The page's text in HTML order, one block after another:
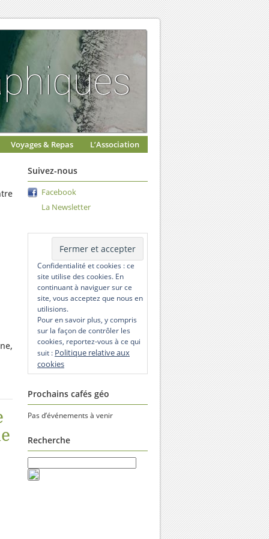
Voyages & Repas L’Association
Suivez-nous
Facebook
La Newsletter
Confidentialité et cookies : ce
site utilise des cookies. En
continuant à naviguer sur ce
site, vous acceptez que nous en
utilisions.
Pour en savoir plus, y compris
sur la façon de contrôler les
cookies, reportez-vous à ce qui
suit : Politique relative aux
cookies
Prochains cafés géo
Pas d’événements à venir
Recherche